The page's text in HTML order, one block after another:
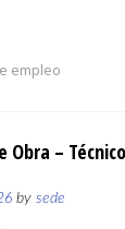
empleo
Obra –
by sede